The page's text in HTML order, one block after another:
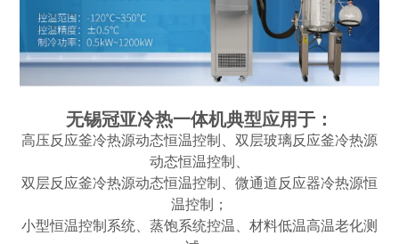
无锡冠亚冷热一体机典型应用于：
高压反应釜冷热源动态恒温控制、双层玻璃反应釜冷热源
动态恒温控制、
双层反应釜冷热源动态恒温控制、微通道反应器冷热源恒
温控制；
小型恒温控制系统、蒸饱系统控温、材料低温高温老化测